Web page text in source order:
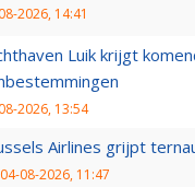
2026, 14:41
Luik krijgt
2026, 13:54
Airlines grijpt
04-08-2026, 11:47